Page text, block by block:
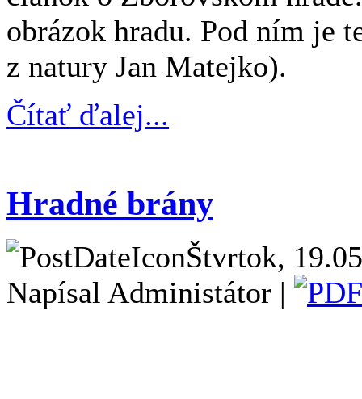
obrázok hradu. Pod ním je
z natury Jan Matejko).
Čítať ďalej...
Hradné brány
Štvrtok,
Napísal Administátor |